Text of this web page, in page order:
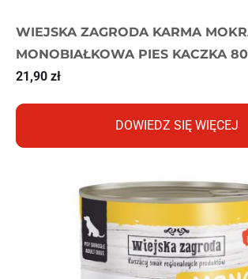
WIEJSKA ZAGRODA KARMA
MONOBIAŁKOWA PIES KACZKA
21,90 zł
DOWIEDZ SIĘ WIĘCEJ